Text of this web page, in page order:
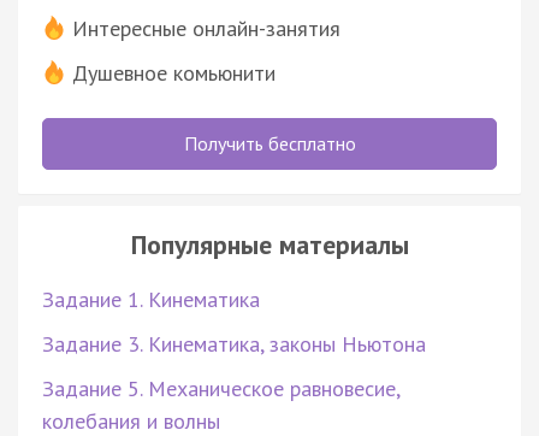
Интересные онлайн-занятия
Душевное комьюнити
Получить бесплатно
Популярные материалы
Задание 1. Кинематика
Задание 3. Кинематика, законы Ньютона
Задание 5. Механическое равновесие,
колебания и волны